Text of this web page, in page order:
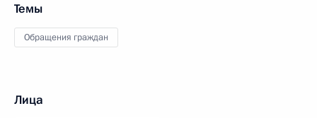
Темы
Обращения граждан
Лица